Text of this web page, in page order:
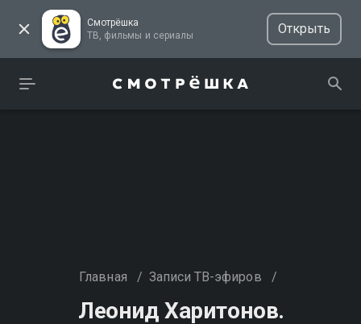
Смотрёшка
ТВ, фильмы и сериалы
Открыть
Главная / Записи ТВ-эфиров /
Леонид Харитонов.